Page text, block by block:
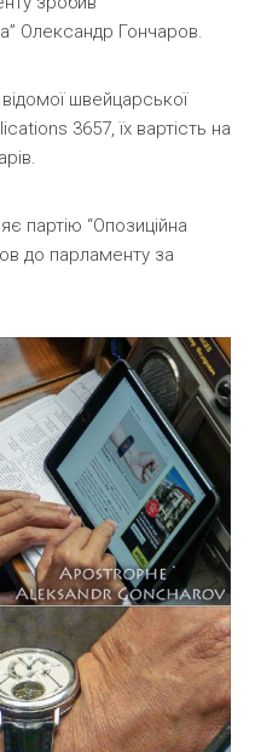
Олександр Гончаров.
швейцарської
3657, їх вартість на
партію “Опозиційна
до парламенту за